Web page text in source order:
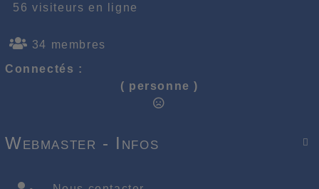
56 visiteurs en ligne
34 membres
Connectés :
( personne )

Webmaster - Infos